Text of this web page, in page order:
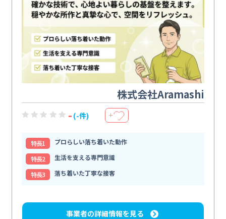
株式会社Aramashi
- (-件) ＋
特⻑1
プロらしい落ち着いた動作
特⻑2
生活を支える専門意識
特⻑3
落ち着いた丁寧な接客
事業者の詳細情報を見る